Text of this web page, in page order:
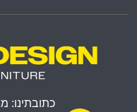
כתובתינו: